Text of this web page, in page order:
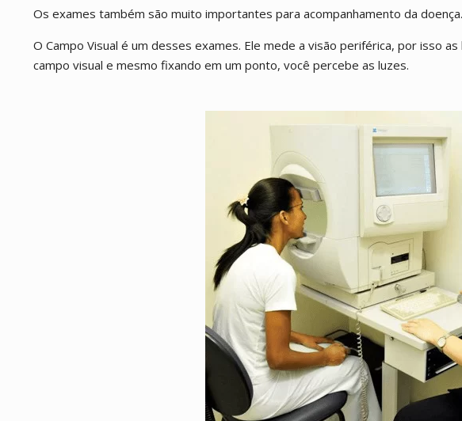
Os exames também são muito importantes para acompanhamento da doença.
O Campo Visual é um desses exames. Ele mede a visão periférica, por isso
campo visual e mesmo fixando em um ponto, você percebe as luzes.